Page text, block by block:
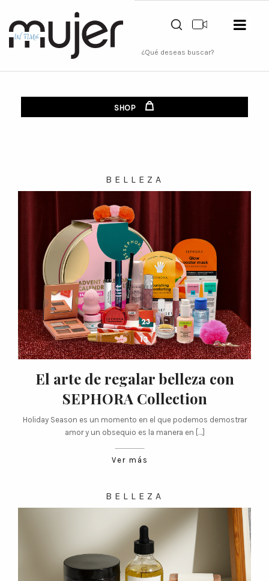
SHOP
BELLEZA
El arte de regalar belleza con
SEPHORA Collection
Holiday Season es un momento en el que podemos demostrar
amor y un obsequio es la manera en […]
Ver más
BELLEZA